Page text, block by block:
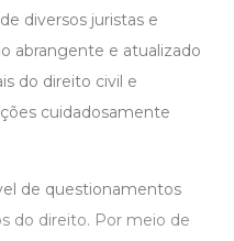
diversos juristas e
abrangente e atualizado
do direito civil e
cuidadosamente
de questionamentos
do direito. Por meio de